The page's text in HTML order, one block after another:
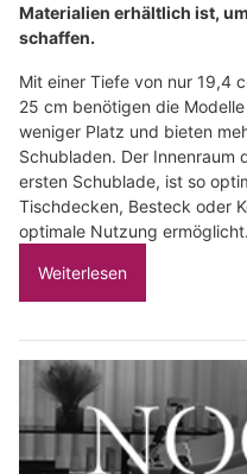
Materialien erhältlich ist,
schaffen.
Mit einer Tiefe von nur 19,4
25 cm benötigen die
weniger Platz und bieten
Schubladen. Der Innenraum
ersten Schublade, ist so
Tischdecken, Besteck oder
optimale Nutzung ermöglicht.
Weiterlesen